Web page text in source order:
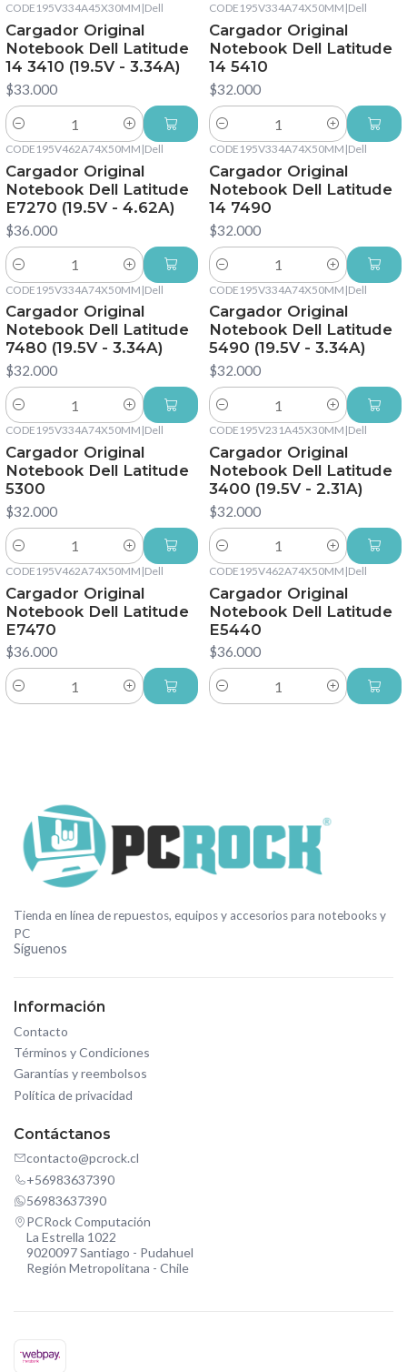
CODE195V334A45X30MM |Dell
Cargador Original
Notebook Dell Latitude
14 3410 (19.5V - 3.34A)
$33.000
Cantidad
CODE195V334A74X50MM |Dell
Cargador Original
Notebook Dell Latitude
14 5410
$32.000
Cantidad
CODE195V462A74X50MM |Dell
Cargador Original
Notebook Dell Latitude
E7270 (19.5V - 4.62A)
$36.000
Cantidad
CODE195V334A74X50MM |Dell
Cargador Original
Notebook Dell Latitude
14 7490
$32.000
Cantidad
CODE195V334A74X50MM |Dell
Cargador Original
Notebook Dell Latitude
7480 (19.5V - 3.34A)
$32.000
Cantidad
CODE195V334A74X50MM |Dell
Cargador Original
Notebook Dell Latitude
5490 (19.5V - 3.34A)
$32.000
Cantidad
CODE195V334A74X50MM |Dell
Cargador Original
Notebook Dell Latitude
5300
$32.000
Cantidad
CODE195V231A45X30MM |Dell
Cargador Original
Notebook Dell Latitude
3400 (19.5V - 2.31A)
$32.000
Cantidad
CODE195V462A74X50MM |Dell
Cargador Original
Notebook Dell Latitude
E7470
$36.000
Cantidad
CODE195V462A74X50MM |Dell
Cargador Original
Notebook Dell Latitude
E5440
$36.000
Cantidad
Tienda en línea de repuestos, equipos y accesorios para notebooks y
PC
Síguenos
Información
Contacto
Términos y Condiciones
Garantías y reembolsos
Política de privacidad
Contáctanos
contacto@pcrock.cl
+56983637390
56983637390
PCRock Computación
La Estrella 1022
9020097 Santiago - Pudahuel
Región Metropolitana - Chile